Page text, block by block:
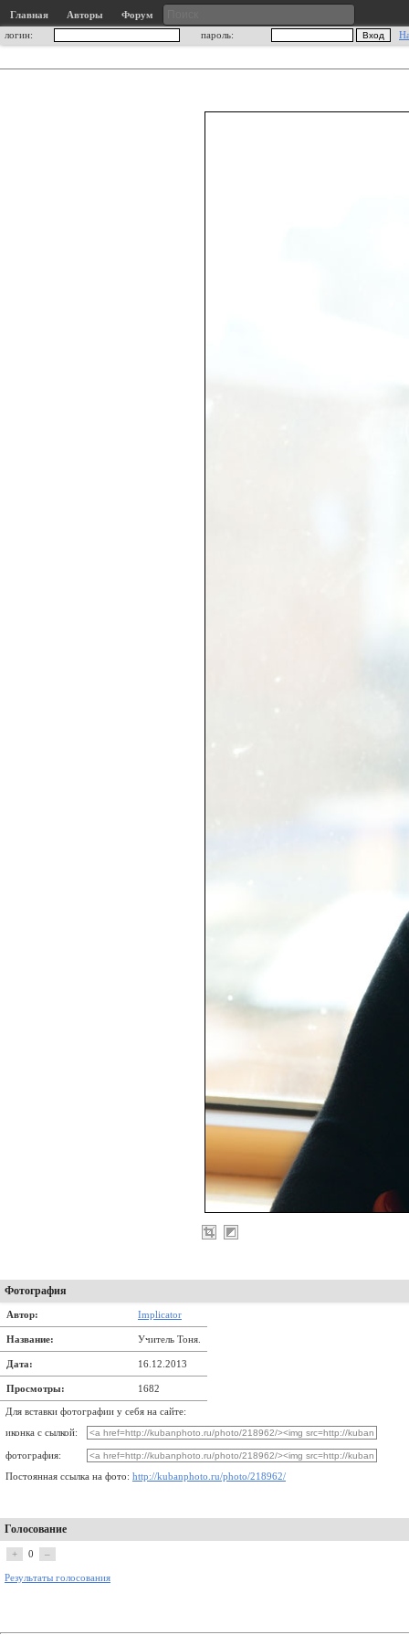
Главная Авторы
Форум
логин:
пароль:
Фотография
Автор: Implicator
Название: Учитель Тоня.
Дата: 16.12.2013
Просмотры: 1682
Для вставки фотографии у себя на сайте:
иконка с сылкой:
фотография:
Постоянная ссылка на фото: http://kubanphoto.ru/photo/218962/
Голосование
+ 0 –
Результаты голосования